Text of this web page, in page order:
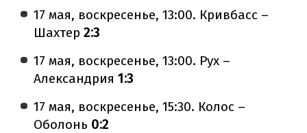
17 мая, воскресенье, 13:00. Кривбасс –
Шахтер2:3
17 мая, воскресенье, 13:00. Рух –
Александрия1:3
17 мая, воскресенье, 15:30. Колос –
Оболонь 0:2